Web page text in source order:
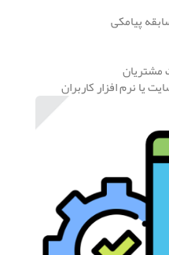
پیامکی
یا نرم افزار کاربران